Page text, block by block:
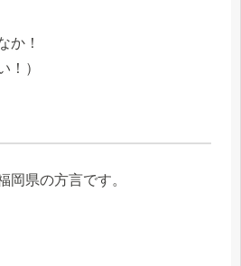
か！
！）
岡県の方言です。